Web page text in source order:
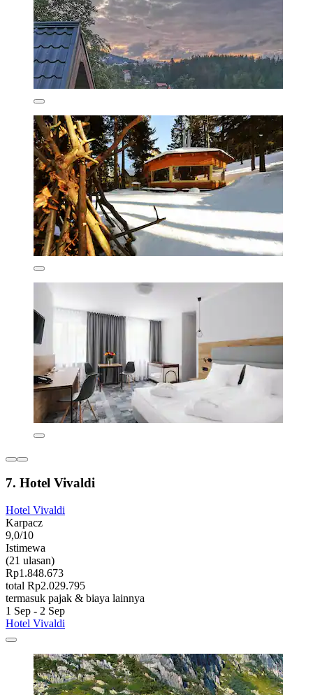
7. Hotel Vivaldi
Hotel Vivaldi
Karpacz
9,0/10
Istimewa
(21 ulasan)
Rp1.848.673
total Rp2.029.795
termasuk pajak & biaya lainnya
1 Sep - 2 Sep
Hotel Vivaldi